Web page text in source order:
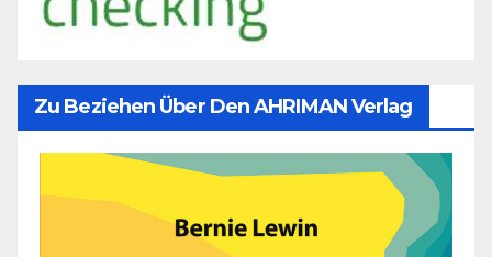
Zu Beziehen Über Den AHRIMAN Verlag